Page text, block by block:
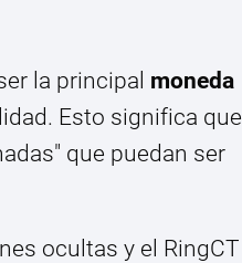
la principal moneda
Esto significa que
que puedan ser
ocultas y el RingCT